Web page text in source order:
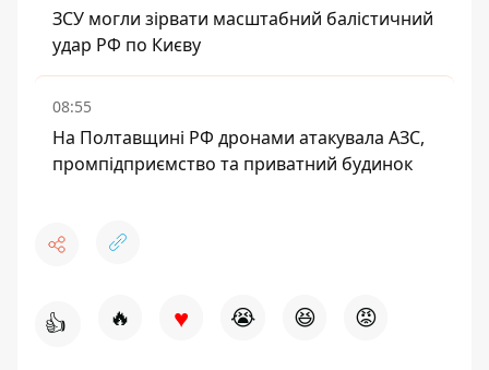
ЗСУ могли зірвати масштабний балістичний
удар РФ по Києву
08:55
На Полтавщині РФ дронами атакувала АЗС,
промпідприємство та приватний будинок
👍 🔥 ♥ 😭 😆 😡